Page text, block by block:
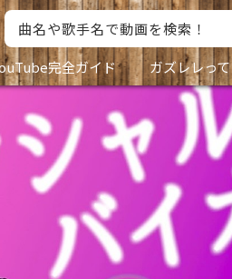
完全ガイド ガズレレっ